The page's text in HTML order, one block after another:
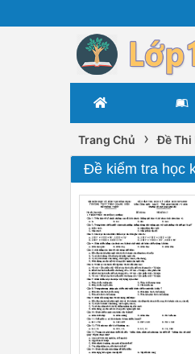
Trang Chủ › Đề Thi
Đề kiểm tra học